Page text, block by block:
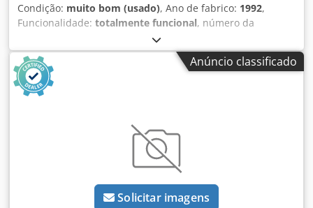
Condição: muito bom (usado), Ano de fabrico: 1992,
Funcionalidade: totalmente funcional, número da
, Vollmer VWM40U totalmente
funcional, equipado com conversor de frequência para
ajuste da velocidade de encabeçamento e pedal para
facilitar o uso. Se precisar de mais fotos ou vídeo, entre em
contato comigo pelo Viber ou WhatsApp. Codpexp N Nwsfx
Anúncio classificado
Solicitar imagens